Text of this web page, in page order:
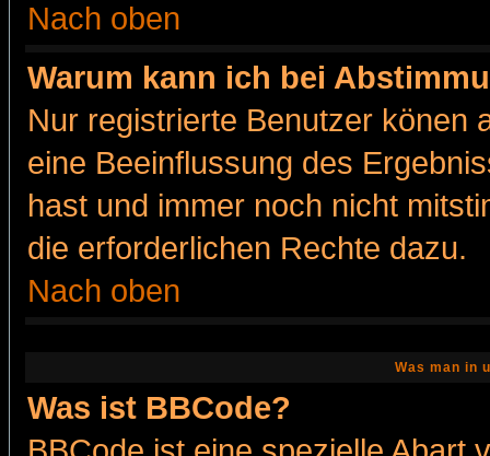
Nach oben
Warum kann ich bei
Nur registrierte Benutzer könen
eine Beeinflussung des
hast und immer noch nicht
die erforderlichen Rechte dazu.
Nach oben
Was man in
Was ist BBCode?